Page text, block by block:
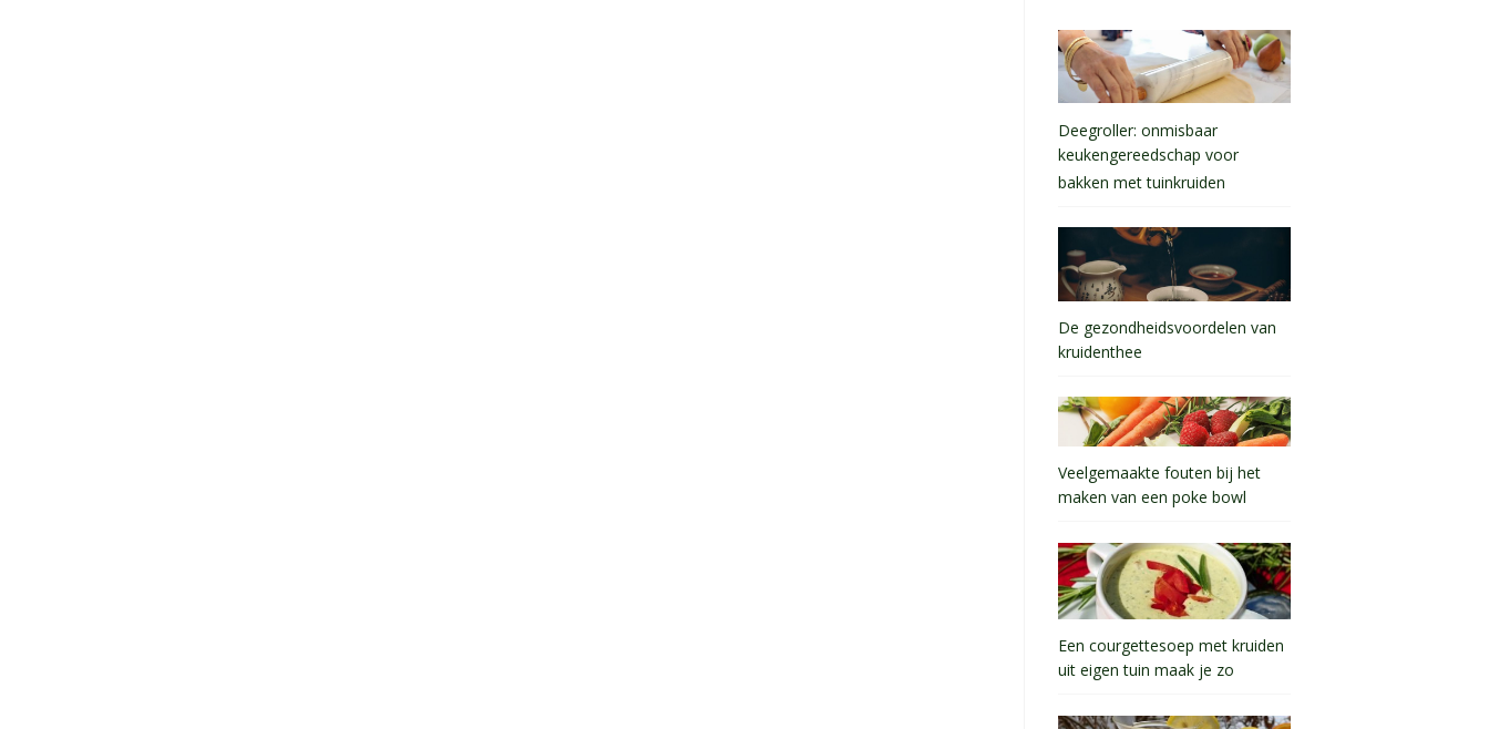
Deegroller: onmisbaar
keukengereedschap voor
bakken met tuinkruiden
De gezondheidsvoordelen van
kruidenthee
Veelgemaakte fouten bij het
maken van een poke bowl
Een courgettesoep met kruiden
uit eigen tuin maak je zo